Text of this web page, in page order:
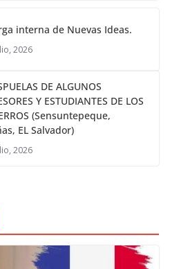
interna de Nuevas Ideas.
2026
DE ALGUNOS
Y ESTUDIANTES DE LOS
(Sensuntepeque,
EL Salvador)
2026